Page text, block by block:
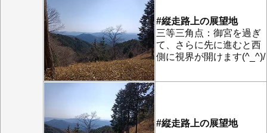
#縦走路上の展望地
三等三角点：御宮を過ぎ
て、さらに先に進むと西
側に視界が開けます(^_^)/
#縦走路上の展望地